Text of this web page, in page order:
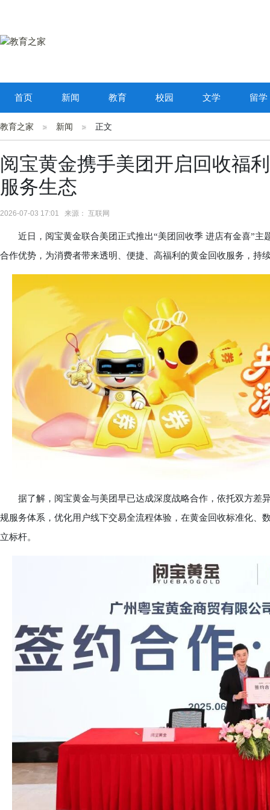
首页 新闻 教育 校园 文学 留学
教育之家 新闻 正文
阅宝黄金携手美团开启回收福
服务生态
2026-07-03 17:01 来源： 互联网
近日，阅宝黄金联合美团正式推出“美团回收季 进店有金喜”主
合作优势，为消费者带来透明、便捷、高福利的黄金回收服务，持
据了解，阅宝黄金与美团早已达成深度战略合作，依托双方差
规服务体系，优化用户线下交易全流程体验，在黄金回收标准化、
立标杆。